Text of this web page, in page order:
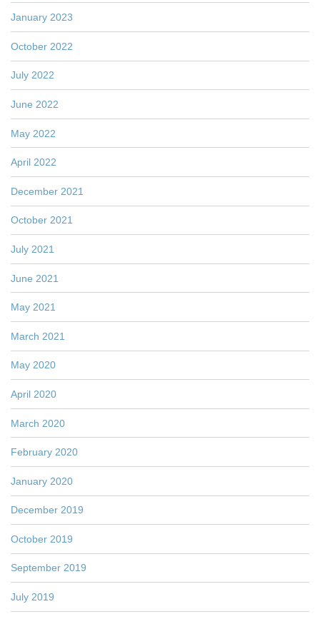
January 2023
October 2022
July 2022
June 2022
May 2022
April 2022
December 2021
October 2021
July 2021
June 2021
May 2021
March 2021
May 2020
April 2020
March 2020
February 2020
January 2020
December 2019
October 2019
September 2019
July 2019